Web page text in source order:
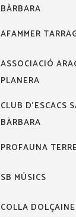
BÀRBARA
AFAMMER
ASSOCIACIÓ
PLANERA
CLUB D'ESCACS
BÀRBARA
PROFAUNA
SB MÚSICS
COLLA